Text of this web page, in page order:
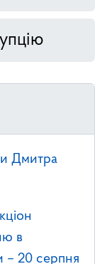
Дмитра
в
– 20 серпня